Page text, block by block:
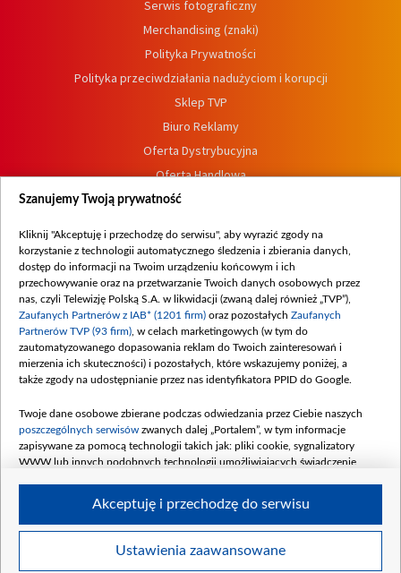
Serwis fotograficzny
Merchandising (znaki)
Polityka Prywatności
Polityka przeciwdziałania nadużyciom i korupcji
Sklep TVP
Biuro Reklamy
Oferta Dystrybucyjna
Oferta Handlowa
Dostępność
Procedura zgłoszeń wewnętrznych
Szanujemy Twoją prywatność
Kliknij "Akceptuję i przechodzę do serwisu", aby wyrazić zgody na
korzystanie z technologii automatycznego śledzenia i zbierania danych,
dostęp do informacji na Twoim urządzeniu końcowym i ich
przechowywanie oraz na przetwarzanie Twoich danych osobowych przez
nas, czyli Telewizję Polską S.A. w likwidacji (zwaną dalej również „TVP”),
Zaufanych Partnerów z IAB* (1201 firm) oraz pozostałych Zaufanych
Partnerów TVP (93 firm) , w celach marketingowych (w tym do
zautomatyzowanego dopasowania reklam do Twoich zainteresowań i
mierzenia ich skuteczności) i pozostałych, które wskazujemy poniżej, a
także zgody na udostępnianie przez nas identyfikatora PPID do Google.
Twoje dane osobowe zbierane podczas odwiedzania przez Ciebie naszych
poszczególnych serwisów zwanych dalej „Portalem”, w tym informacje
zapisywane za pomocą technologii takich jak: pliki cookie, sygnalizatory
WWW lub innych podobnych technologii umożliwiających świadczenie
Twoje dane osobowe zbierane podczas odwiedzania przez Ciebie
Ustawienia zaawansowane
Akceptuję i przechodzę do serwisu